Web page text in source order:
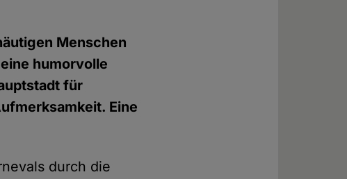
Menschen
humorvolle
für
Eine
durch die